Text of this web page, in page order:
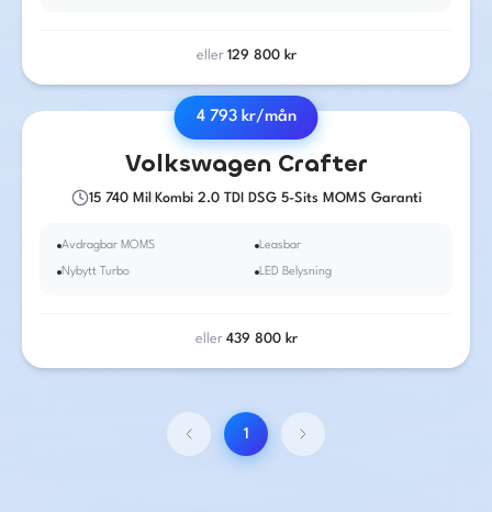
eller 129 800kr
4 793kr/mån
Volkswagen Crafter
15 740Mil Kombi 2.0 TDI DSG 5-Sits MOMS Garanti
Avdragbar MOMS Leasbar
Nybytt Turbo LED Belysning
eller 439 800kr
1